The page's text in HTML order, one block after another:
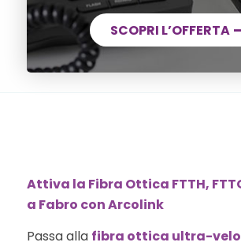
SCOPRI L’OFFERTA
Attiva la Fibra Ottica FTTH,
a Fabro con Arcolink
Passa alla fibra ottica ultra-